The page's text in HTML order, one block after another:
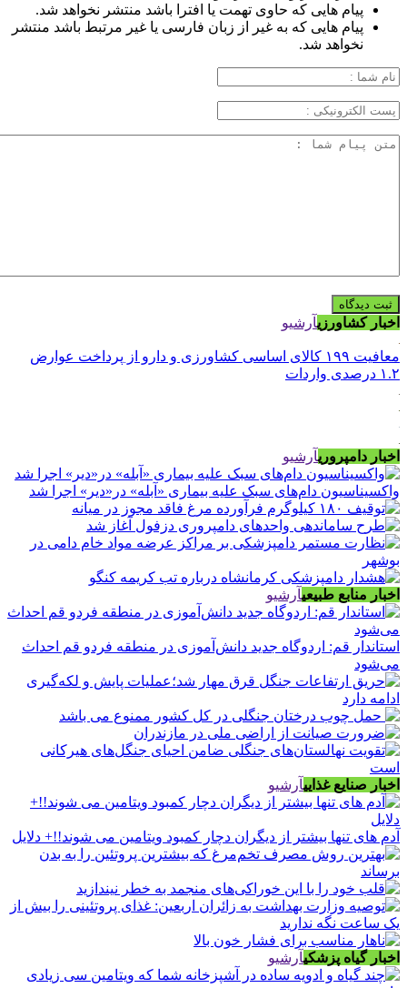
پیام هایی که حاوی تهمت یا افترا باشد منتشر نخواهد شد.
پیام هایی که به غیر از زبان فارسی یا غیر مرتبط باشد منتشر
نخواهد شد.
اخبار کشاورزیآرشیو
معافیت ۱۹۹ کالای اساسی کشاورزی و دارو از پرداخت عوارض
۱.۲ درصدی واردات
اخبار دامپروریآرشیو
واکسیناسیون دام‌های سبک علیه بیماری «آبله» در«دیر» اجرا شد
اخبار منابع طبیعیآرشیو
استاندار قم: اردوگاه جدید دانش‌آموزی در منطقه فردو قم احداث
می‌شود
اخبار صنایع غذاییآرشیو
آدم های تنها بیشتر از دیگران دچار کمبود ویتامین می شوند!!+ دلایل
اخبار گیاه پزشکیآرشیو